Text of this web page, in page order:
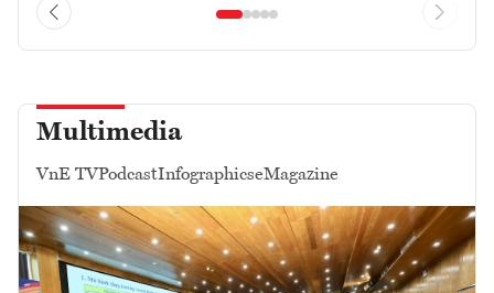
Multimedia
VnE TVPodcastInfographicseMagazine